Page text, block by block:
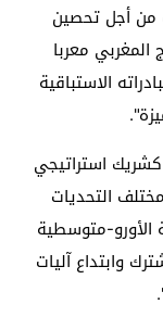
من أجل تحصين
المغربي معربا
الاستباقية
استراتيجي
التحديات
الأورو-متوسطية
وابتداع آليات